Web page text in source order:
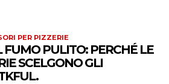
PER PIZZERIE
FUMO PULITO: PERCHÉ LE
SCELGONO GLI